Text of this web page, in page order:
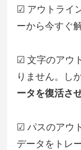
☑ アウトライ
ーから今すぐ
☑ 文字のアウ
りません。し
ータを復活さ
☑ パスのアウ
データをトレ